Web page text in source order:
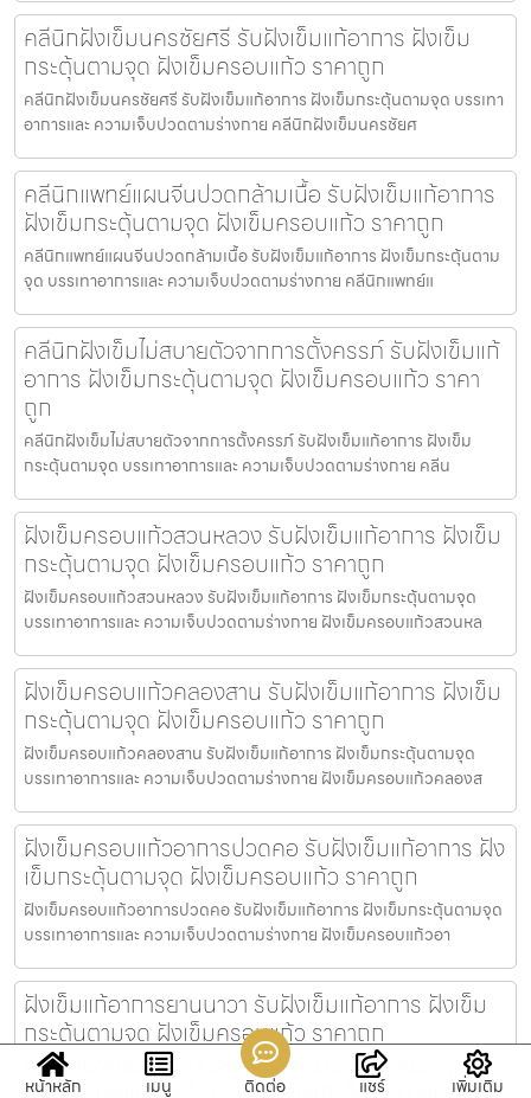
คลีนิกฝังเข็มนครชัยศรี รับฝังเข็มแก้อาการ ฝังเข็ม
กระตุ้นตามจุด ฝังเข็มครอบแก้ว ราคาถูก
คลีนิกฝังเข็มนครชัยศรี รับฝังเข็มแก้อาการ ฝังเข็มกระตุ้นตามจุด บรรเทา
อาการและ ความเจ็บปวดตามร่างกาย คลีนิกฝังเข็มนครชัยศ
คลีนิกแพทย์แผนจีนปวดกล้ามเนื้อ รับฝังเข็มแก้อาการ
ฝังเข็มกระตุ้นตามจุด ฝังเข็มครอบแก้ว ราคาถูก
คลีนิกแพทย์แผนจีนปวดกล้ามเนื้อ รับฝังเข็มแก้อาการ ฝังเข็มกระตุ้นตาม
จุด บรรเทาอาการและ ความเจ็บปวดตามร่างกาย คลีนิกแพทย์แ
คลีนิกฝังเข็มไม่สบายตัวจากการตั้งครรภ์ รับฝังเข็มแก้
อาการ ฝังเข็มกระตุ้นตามจุด ฝังเข็มครอบแก้ว ราคา
ถูก
คลีนิกฝังเข็มไม่สบายตัวจากการตั้งครรภ์ รับฝังเข็มแก้อาการ ฝังเข็ม
กระตุ้นตามจุด บรรเทาอาการและ ความเจ็บปวดตามร่างกาย คลีน
ฝังเข็มครอบแก้วสวนหลวง รับฝังเข็มแก้อาการ ฝังเข็ม
กระตุ้นตามจุด ฝังเข็มครอบแก้ว ราคาถูก
ฝังเข็มครอบแก้วสวนหลวง รับฝังเข็มแก้อาการ ฝังเข็มกระตุ้นตามจุด
บรรเทาอาการและ ความเจ็บปวดตามร่างกาย ฝังเข็มครอบแก้วสวนหล
ฝังเข็มครอบแก้วคลองสาน รับฝังเข็มแก้อาการ ฝังเข็ม
กระตุ้นตามจุด ฝังเข็มครอบแก้ว ราคาถูก
ฝังเข็มครอบแก้วคลองสาน รับฝังเข็มแก้อาการ ฝังเข็มกระตุ้นตามจุด
บรรเทาอาการและ ความเจ็บปวดตามร่างกาย ฝังเข็มครอบแก้วคลองส
ฝังเข็มครอบแก้วอาการปวดคอ รับฝังเข็มแก้อาการ ฝัง
เข็มกระตุ้นตามจุด ฝังเข็มครอบแก้ว ราคาถูก
ฝังเข็มครอบแก้วอาการปวดคอ รับฝังเข็มแก้อาการ ฝังเข็มกระตุ้นตามจุด
บรรเทาอาการและ ความเจ็บปวดตามร่างกาย ฝังเข็มครอบแก้วอา
ฝังเข็มแก้อาการยานนาวา รับฝังเข็มแก้อาการ ฝังเข็ม
กระตุ้นตามจุด ฝังเข็มครอบแก้ว ราคาถูก
ฝังเข็มแก้อาการยานนาวา รับฝังเข็มแก้อาการ ฝังเข็มกระตุ้นตามจุด
บรรเทาอาการและ ความเจ็บปวดตามร่างกาย ฝังเข็มแก้อาการยานนา
หน้าหลัก เมนู ติดต่อ แชร์ เพิ่มเติม